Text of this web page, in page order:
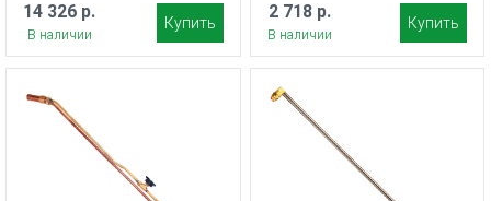
14 326 р.
В наличии
Купить
2 718 р.
В наличии
Купить